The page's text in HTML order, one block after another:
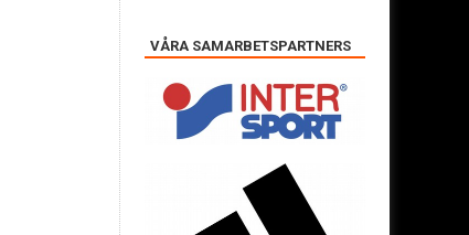
VÅRA SAMARBETSPARTNERS